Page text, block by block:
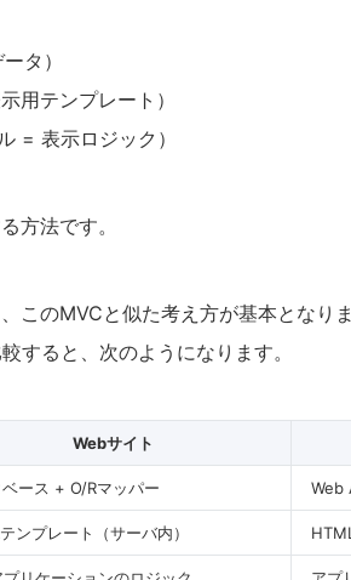
タ）
用テンプレート）
= 表示ロジック）
方法です。
このMVCと似た考え方が基本となりま
すると、次のようになります。
Webサイト
ース + O/Rマッパー Web
ンプレート（サーバ内）